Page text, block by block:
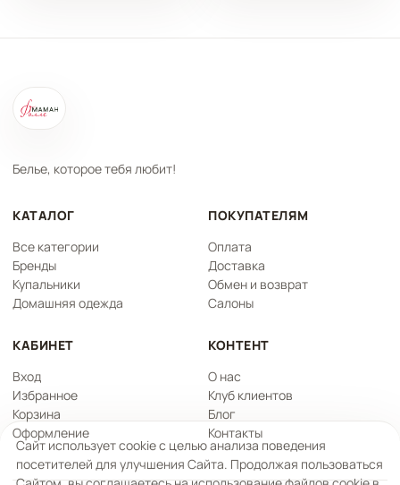
Белье, которое тебя любит!
КАТАЛОГ
Все категории
Бренды
Купальники
Домашняя одежда
ПОКУПАТЕЛЯМ
Оплата
Доставка
Обмен и возврат
Салоны
КАБИНЕТ
Вход
Избранное
Корзина
Оформление
КОНТЕНТ
О нас
Клуб клиентов
Блог
Контакты
Сайт использует cookie с целью анализа поведения
посетителей для улучшения Сайта. Продолжая пользоваться